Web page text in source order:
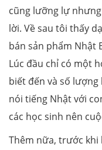
cũng lưỡng lự
lời. Về sau tôi thấy
bán sản phẩm Nhật
Lúc đầu chỉ có một
biết đến và số
nói tiếng Nhật với
các học sinh nên
Thêm nữa, trước